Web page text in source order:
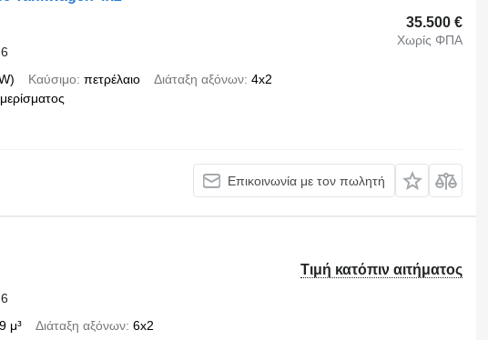
35.500 €
Χωρίς ΦΠΑ
Καύσιμο πετρέλαιο Διάταξη αξόνων 4x2
Επικοινωνία με τον πωλητή
Τιμή κατόπιν αιτήματος
μ³ Διάταξη αξόνων 6x2